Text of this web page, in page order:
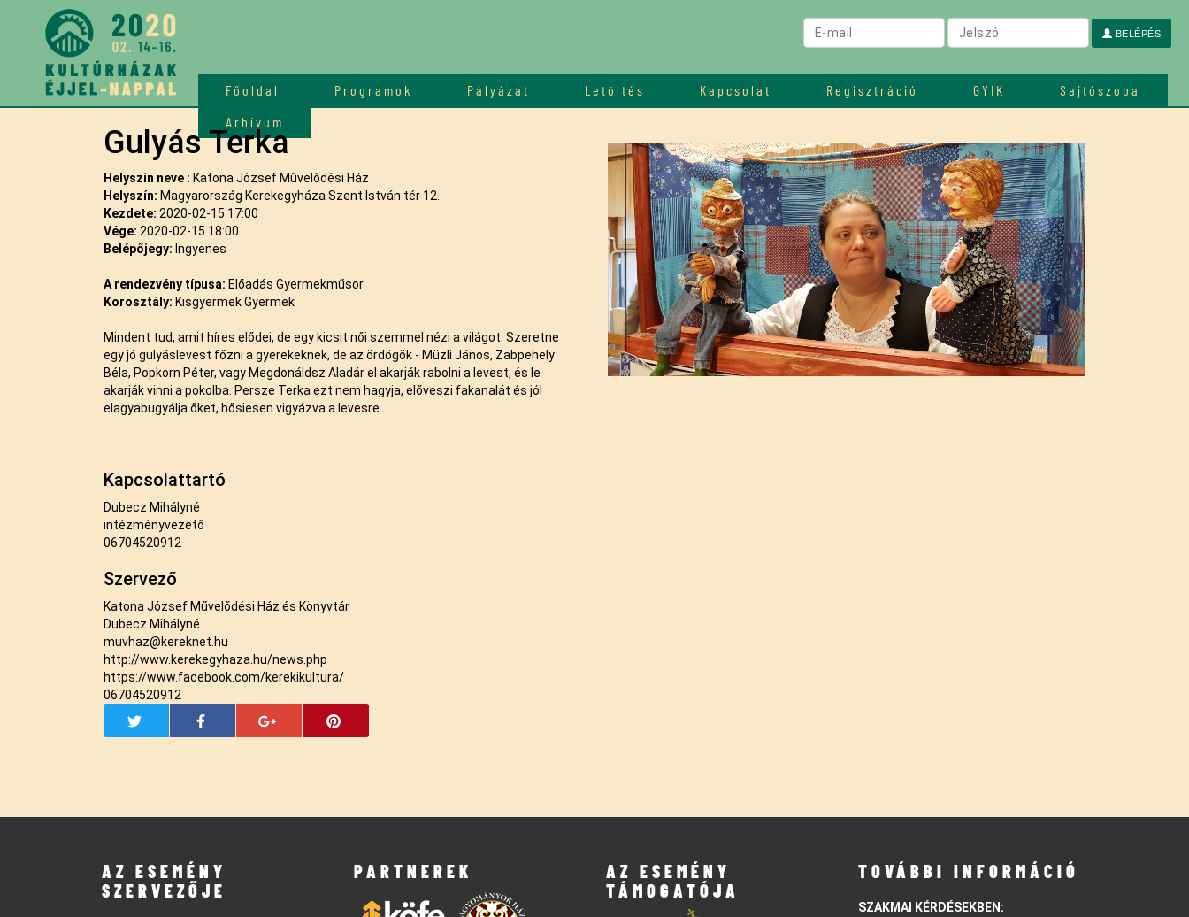
Főoldal Programok Pályázat Letöltés Kapcsolat Regisztráció GYIK
Sajtószoba
Arhívum
BELÉPÉS
Gulyás Terka
Helyszín neve : Katona József Művelődési Ház
Helyszín: Magyarország Kerekegyháza Szent István tér 12.
Kezdete: 2020-02-15 17:00
Vége: 2020-02-15 18:00
Belépőjegy: Ingyenes
A rendezvény típusa: Előadás Gyermekműsor
Korosztály: Kisgyermek Gyermek
Mindent tud, amit híres elődei, de egy kicsit női szemmel nézi a világot. Szeretne
egy jó gulyáslevest főzni a gyerekeknek, de az ördögök - Müzli János, Zabpehely
Béla, Popkorn Péter, vagy Megdonáldsz Aladár el akarják rabolni a levest, és le
akarják vinni a pokolba. Persze Terka ezt nem hagyja, előveszi fakanalát és jól
elagyabugyálja őket, hősiesen vigyázva a levesre...
Kapcsolattartó
Dubecz Mihályné
intézményvezető
06704520912
Szervező
Katona József Művelődési Ház és Könyvtár
Dubecz Mihályné
muvhaz@kereknet.hu
http://www.kerekegyhaza.hu/news.php
https://www.facebook.com/kerekikultura/
06704520912
AZ ESEMÉNY
SZERVEZŐJE
PARTNEREK
AZ ESEMÉNY
TÁMOGATÓJA
TOVÁBBI INFORMÁCIÓ
SZAKMAI KÉRDÉSEKBEN: